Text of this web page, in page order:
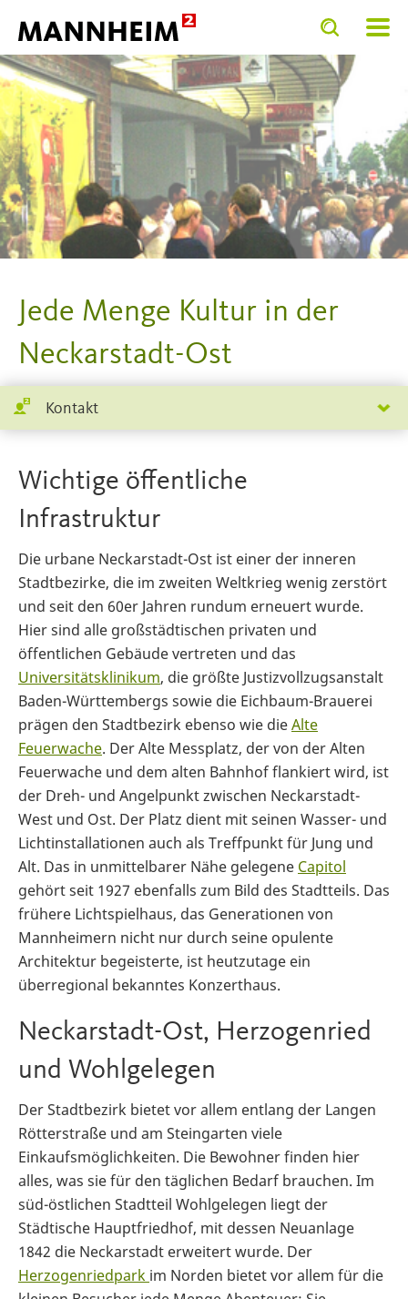
Toggle
search
input
form
Toggle
search
input
Jede Menge Kultur in der
Neckarstadt-Ost
Kontakt
Wichtige öffentliche
Infrastruktur
Die urbane Neckarstadt-Ost ist einer der inneren
Stadtbezirke, die im zweiten Weltkrieg wenig zerstört
und seit den 60er Jahren rundum erneuert wurde.
Hier sind alle großstädtischen privaten und
öffentlichen Gebäude vertreten und das
Universitätsklinikum, die größte Justizvollzugsanstalt
Baden-Württembergs sowie die Eichbaum-Brauerei
prägen den Stadtbezirk ebenso wie dieAlte
Feuerwache. Der Alte Messplatz, der von der Alten
Feuerwache und dem alten Bahnhof flankiert wird, ist
der Dreh- und Angelpunkt zwischen Neckarstadt-
West und Ost. Der Platz dient mit seinen Wasser- und
Lichtinstallationen auch als Treffpunkt für Jung und
Alt. Das in unmittelbarer Nähe gelegene Capitol
gehört seit 1927 ebenfalls zum Bild des Stadtteils. Das
frühere Lichtspielhaus, das Generationen von
Mannheimern nicht nur durch seine opulente
Architektur begeisterte, ist heutzutage ein
überregional bekanntes Konzerthaus.
Neckarstadt-Ost, Herzogenried
und Wohlgelegen
Der Stadtbezirk bietet vor allem entlang der Langen
Rötterstraße und am Steingarten viele
Einkaufsmöglichkeiten. Die Bewohner finden hier
alles, was sie für den täglichen Bedarf brauchen. Im
süd-östlichen Stadtteil Wohlgelegen liegt der
Städtische Hauptfriedhof, mit dessen Neuanlage
1842 die Neckarstadt erweitert wurde. Der
Herzogenriedpark im Norden bietet vor allem für die